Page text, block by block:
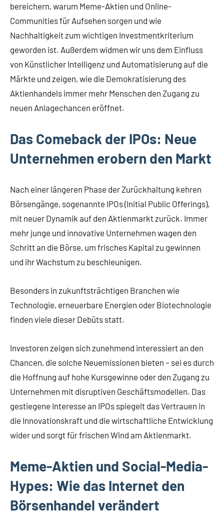
bereichern, warum Meme-Aktien und Online-
Communities für Aufsehen sorgen und wie
Nachhaltigkeit zum wichtigen Investmentkriterium
geworden ist. Außerdem widmen wir uns dem Einfluss
von Künstlicher Intelligenz und Automatisierung auf die
Märkte und zeigen, wie die Demokratisierung des
Aktienhandels immer mehr Menschen den Zugang zu
neuen Anlagechancen eröffnet.
Das Comeback der IPOs: Neue
Unternehmen erobern den Markt
Nach einer längeren Phase der Zurückhaltung kehren
Börsengänge, sogenannte IPOs (Initial Public Offerings),
mit neuer Dynamik auf den Aktienmarkt zurück. Immer
mehr junge und innovative Unternehmen wagen den
Schritt an die Börse, um frisches Kapital zu gewinnen
und ihr Wachstum zu beschleunigen.
Besonders in zukunftsträchtigen Branchen wie
Technologie, erneuerbare Energien oder Biotechnologie
finden viele dieser Debüts statt.
Investoren zeigen sich zunehmend interessiert an den
Chancen, die solche Neuemissionen bieten – sei es durch
die Hoffnung auf hohe Kursgewinne oder den Zugang zu
Unternehmen mit disruptiven Geschäftsmodellen. Das
gestiegene Interesse an IPOs spiegelt das Vertrauen in
die Innovationskraft und die wirtschaftliche Entwicklung
wider und sorgt für frischen Wind am Aktienmarkt.
Meme-Aktien und Social-Media-
Hypes: Wie das Internet den
Börsenhandel verändert